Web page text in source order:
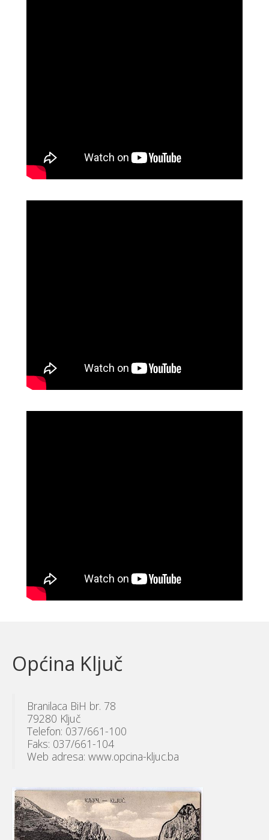
Općina Ključ
Branilaca BiH br. 78
79280 Ključ
Telefon: 037/661-100
Faks: 037/661-104
Web adresa: www.opcina-kljuc.ba